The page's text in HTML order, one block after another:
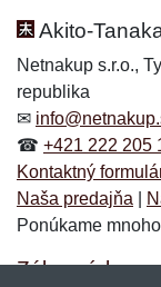
Akito-
Netnakup s.r.o.,
republika
✉
☎ +421 222 205
Kontaktný
Naša predajňa
Ponúkame
Zákaznícky